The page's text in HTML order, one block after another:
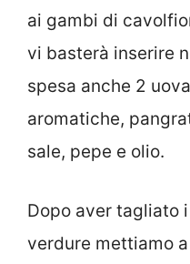
ai gambi di
vi basterà inserire
spesa anche 2
aromatiche,
sale, pepe e olio.
Dopo aver tagliato
verdure mettiamo